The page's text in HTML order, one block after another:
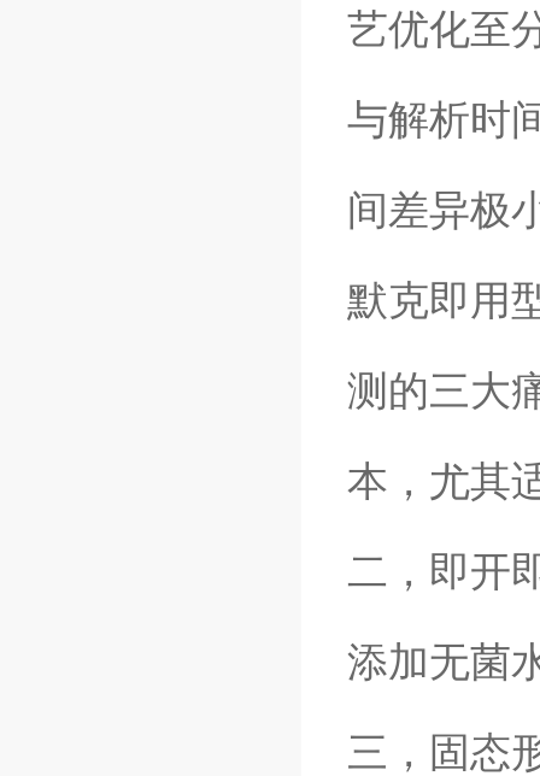
艺优化至
与解析时
间差异极
默克即用
测的三大
本，尤其
二，即开
添加无菌
三，固态